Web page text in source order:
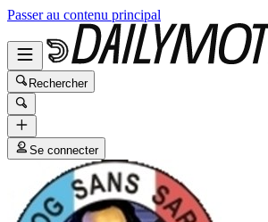
Passer au contenu principal
Rechercher
Se connecter